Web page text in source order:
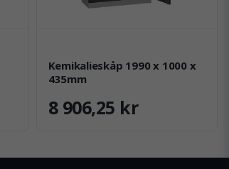
Kemikalieskåp 1990 x 1000 x
435mm
8 906,25 kr